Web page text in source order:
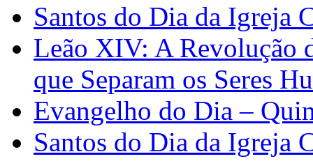
Santos do Dia da Igreja
Leão XIV: A Revolução
que Separam os Seres
Evangelho do Dia –
Santos do Dia da Igreja